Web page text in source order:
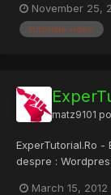
instalarea
cum suna
November 25,
tutoriale video
matz9101
ExperTutorial.Ro
despre :
March 15, 2012